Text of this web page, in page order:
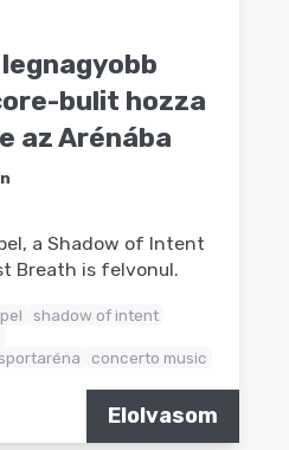
bulit hozza
az Arénába
a Shadow of Intent
Breath is felvonul.
shadow of intent
concerto music
Elolvasom